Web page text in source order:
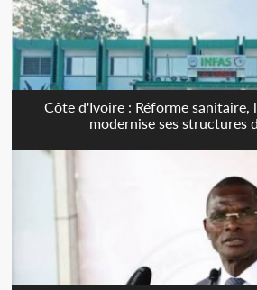
Côte d'Ivoire : Réforme sanitaire,
modernise ses structures